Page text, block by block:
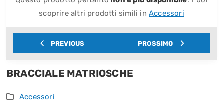
scoprire altri prodotti simili in Accessori
PREVIOUS PROSSIMO
BRACCIALE MATRIOSCHE
Accessori